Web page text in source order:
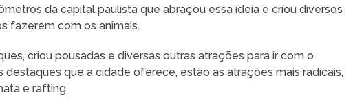
da capital paulista que abraçou essa ideia e criou diversos
fazerem com os animais.
criou pousadas e diversas outras atrações para ir com o
destaques que a cidade oferece, estão as atrações mais radicais,
e rafting.